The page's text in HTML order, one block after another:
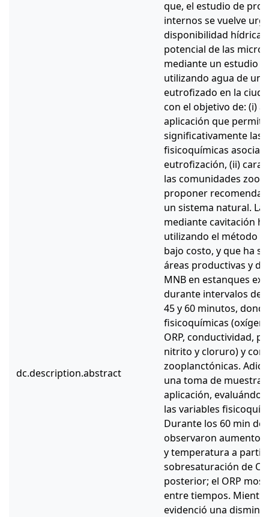
dc.description.abstract
que, el estudio de
internos se vuelve
disponibilidad hídrica.
potencial de las micro
mediante un estudio
utilizando agua de un
eutrofizado en la
con el objetivo de: (i)
aplicación que
significativamente las
fisicoquímicas
eutrofización, (ii)
las comunidades
proponer
un sistema natural.
mediante cavitación
utilizando el método
bajo costo, y que ha
áreas productivas y
MNB en estanques
durante intervalos de
45 y 60 minutos,
fisicoquímicas
ORP, conductividad,
nitrito y cloruro) y
zooplanctónicas.
una toma de muestra
aplicación,
las variables
Durante los 60 min de
observaron aumentos
y temperatura a partir
sobresaturación de
posterior; el ORP
entre tiempos.
evidenció una